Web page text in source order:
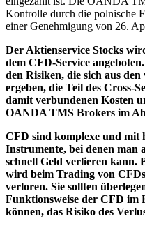
Kontrolle durch die polnische
einer Genehmigung von 26.
Der Aktienservice Stocks
dem CFD-Service
den Risiken, die sich aus den
ergeben, die Teil des Cross-
damit verbundenen Kosten
OANDA TMS Brokers im
CFD sind komplexe und mit
Instrumente, bei denen
schnell Geld verlieren kann.
wird beim Trading von
verloren. Sie sollten
Funktionsweise der CFD im
können, das Risiko des